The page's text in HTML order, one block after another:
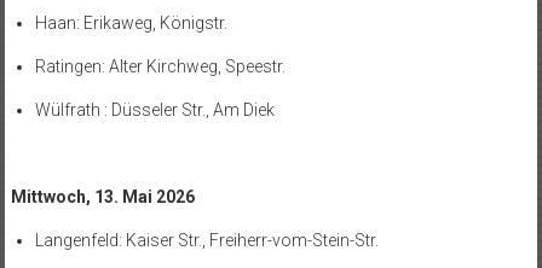
Haan: Erikaweg, Königstr.
Ratingen: Alter Kirchweg, Speestr.
Wülfrath : Düsseler Str., Am Diek
Mittwoch, 13. Mai 2026
Langenfeld: Kaiser Str., Freiherr-vom-Stein-Str.